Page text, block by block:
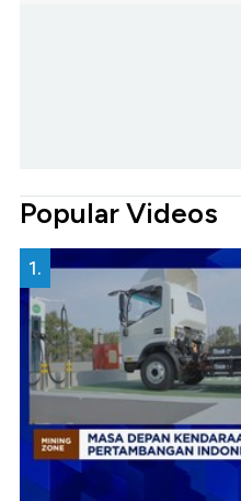
Popular Videos
1.